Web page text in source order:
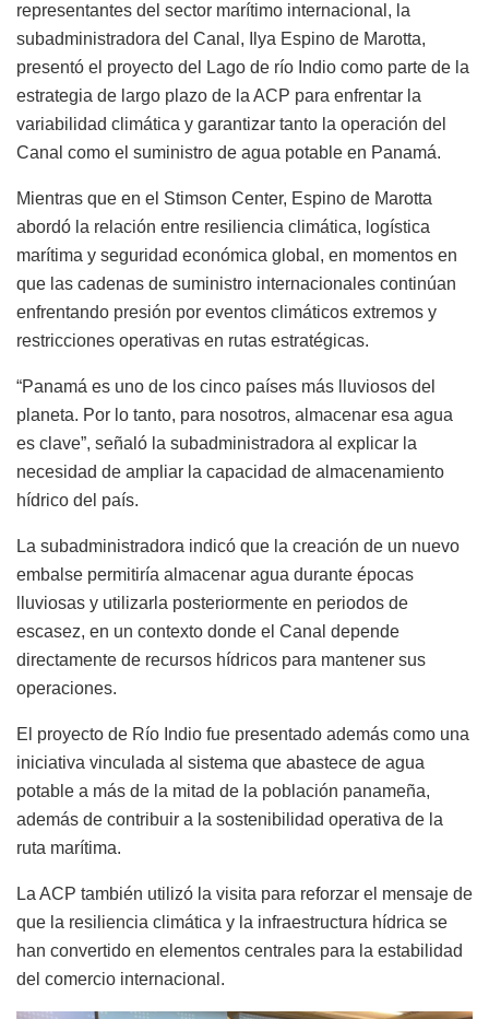
representantes del sector marítimo internacional, la
subadministradora del Canal, Ilya Espino de Marotta,
presentó el proyecto del Lago de río Indio como parte de la
estrategia de largo plazo de la ACP para enfrentar la
variabilidad climática y garantizar tanto la operación del
Canal como el suministro de agua potable en Panamá.
Mientras que en el Stimson Center, Espino de Marotta
abordó la relación entre resiliencia climática, logística
marítima y seguridad económica global, en momentos en
que las cadenas de suministro internacionales continúan
enfrentando presión por eventos climáticos extremos y
restricciones operativas en rutas estratégicas.
“Panamá es uno de los cinco países más lluviosos del
planeta. Por lo tanto, para nosotros, almacenar esa agua
es clave”, señaló la subadministradora al explicar la
necesidad de ampliar la capacidad de almacenamiento
hídrico del país.
La subadministradora indicó que la creación de un nuevo
embalse permitiría almacenar agua durante épocas
lluviosas y utilizarla posteriormente en periodos de
escasez, en un contexto donde el Canal depende
directamente de recursos hídricos para mantener sus
operaciones.
El proyecto de Río Indio fue presentado además como una
iniciativa vinculada al sistema que abastece de agua
potable a más de la mitad de la población panameña,
además de contribuir a la sostenibilidad operativa de la
ruta marítima.
La ACP también utilizó la visita para reforzar el mensaje de
que la resiliencia climática y la infraestructura hídrica se
han convertido en elementos centrales para la estabilidad
del comercio internacional.